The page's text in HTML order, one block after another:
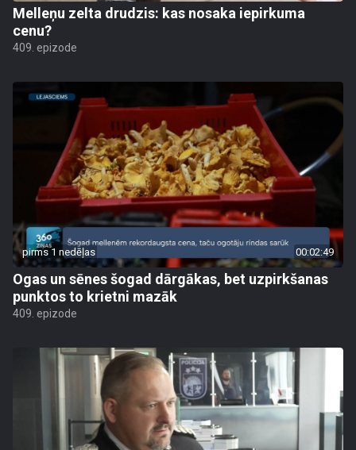
Melleņu zelta drudzis: kas nosaka iepirkuma
cenu?
409. epizode
pirms 1 nedēļas 00:02:49
Ogas un sēnes šogad dārgākas, bet uzpirkšanas
punktos to krietni mazāk
409. epizode